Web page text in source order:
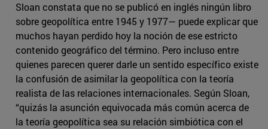
Sloan constata que no se publicó en inglés ningún libro
sobre geopolítica entre 1945 y 1977— puede explicar que
muchos hayan perdido hoy la noción de ese estricto
contenido geográfico del término. Pero incluso entre
quienes parecen querer darle un sentido específico existe
la confusión de asimilar la geopolítica con la teoría
realista de las relaciones internacionales. Según Sloan,
“quizás la asunción equivocada más común acerca de
la teoría geopolítica sea su relación simbiótica con el